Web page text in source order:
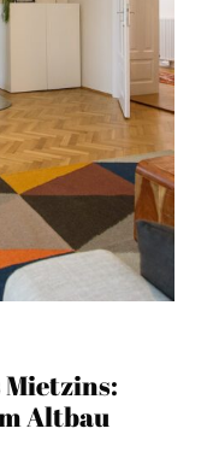
Altbau